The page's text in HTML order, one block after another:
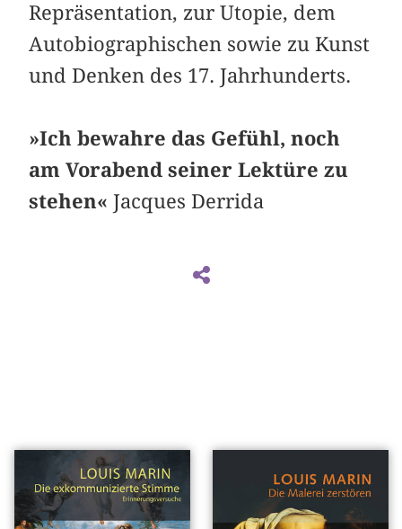
Repräsentation, zur Utopie, dem
Autobiographischen sowie zu Kunst
und Denken des 17. Jahrhunderts.
»Ich bewahre das Gefühl, noch
am Vorabend seiner Lektüre zu
stehen« Jacques Derrida